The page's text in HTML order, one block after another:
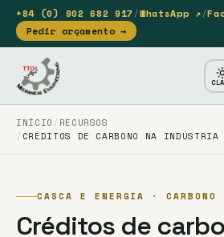
+84 (0) 902 682 917/WhatsApp ↗/
Pedir orçamento →
INÍCIO
RECURSOS
CRÉDITOS DE CARBONO NA INDÚSTRIA
CASCA E ENERGIA · CARBONO
Créditos de